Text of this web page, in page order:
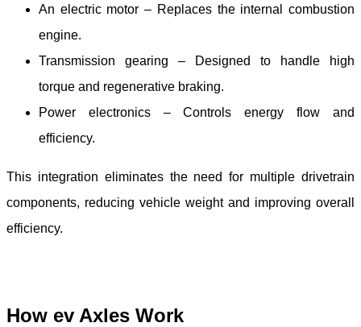
An electric motor – Replaces the internal combustion
engine.
Transmission gearing – Designed to handle high
torque and regenerative braking.
Power electronics – Controls energy flow and
efficiency.
This integration eliminates the need for multiple drivetrain
components, reducing vehicle weight and improving overall
efficiency.
How ev Axles Work